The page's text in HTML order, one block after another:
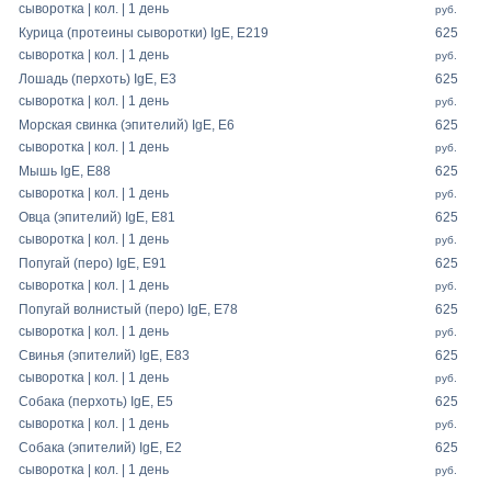
сыворотка | кол. | 1 день
руб.
Курица (протеины сыворотки) IgE, E219
сыворотка | кол. | 1 день
625
руб.
Лошадь (перхоть) IgE, E3
сыворотка | кол. | 1 день
625
руб.
Морская свинка (эпителий) IgE, E6
сыворотка | кол. | 1 день
625
руб.
Мышь IgE, E88
сыворотка | кол. | 1 день
625
руб.
Овца (эпителий) IgE, E81
сыворотка | кол. | 1 день
625
руб.
Попугай (перо) IgE, E91
сыворотка | кол. | 1 день
625
руб.
Попугай волнистый (перо) IgE, E78
сыворотка | кол. | 1 день
625
руб.
Свинья (эпителий) IgE, E83
сыворотка | кол. | 1 день
625
руб.
Собака (перхоть) IgE, E5
сыворотка | кол. | 1 день
625
руб.
Собака (эпителий) IgE, E2
сыворотка | кол. | 1 день
625
руб.